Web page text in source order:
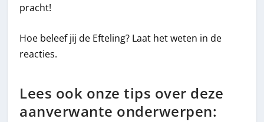
pracht!
Hoe beleef jij de Efteling? Laat het weten in de
reacties.
Lees ook onze tips over deze
aanverwante onderwerpen: